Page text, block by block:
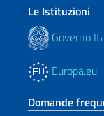
Le Istituzioni
Governo
Europa.eu
Domande